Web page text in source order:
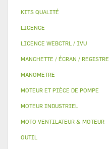
KITS QUALITÉ
LICENCE
LICENCE WEBCTRL / IVU
MANCHETTE / ÉCRAN / REGISTRE
MANOMETRE
MOTEUR ET PIÈCE DE POMPE
MOTEUR INDUSTRIEL
MOTO VENTILATEUR & MOTEUR
OUTIL